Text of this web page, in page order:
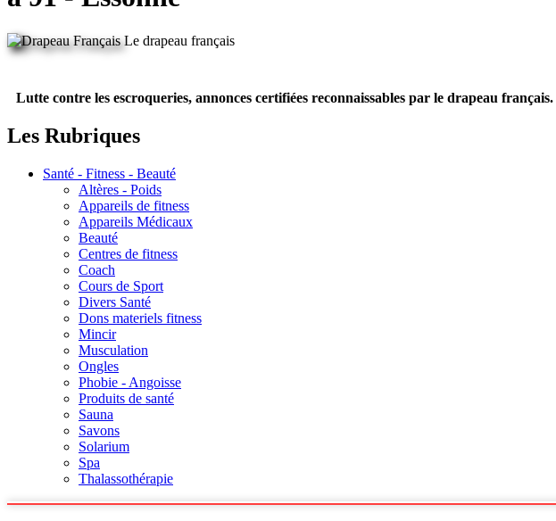
Le drapeau français
Lutte contre les escroqueries, annonces certifiées reconnaissables par le drapeau français.
Les Rubriques
Santé - Fitness - Beauté
Altères - Poids
Appareils de fitness
Appareils Médicaux
Beauté
Centres de fitness
Coach
Cours de Sport
Divers Santé
Dons materiels fitness
Mincir
Musculation
Ongles
Phobie - Angoisse
Produits de santé
Sauna
Savons
Solarium
Spa
Thalassothérapie